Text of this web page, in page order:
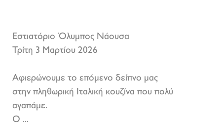
Εστιατόριο Όλυμπος Νάουσα
Τρίτη 3 Μαρτίου 2026
Αφιερώνουμε το επόμενο δείπνο μας
στην πληθωρική Ιταλική κουζίνα που πολύ
αγαπάμε.
Ο ...